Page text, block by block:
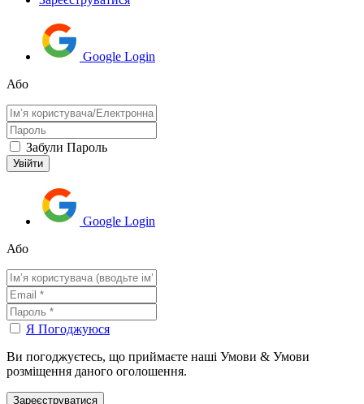
Google Login
Або
Забули Пароль
Google Login
Або
Я Погоджуюся
Ви погоджуєтесь, що приймаєте наші Умови & Умови
розміщення даного оголошення.